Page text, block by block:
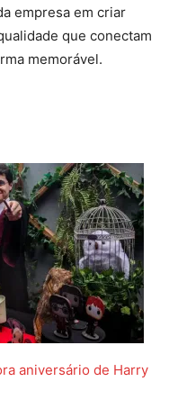
empresa em criar
que conectam
memorável.
aniversário de Harry